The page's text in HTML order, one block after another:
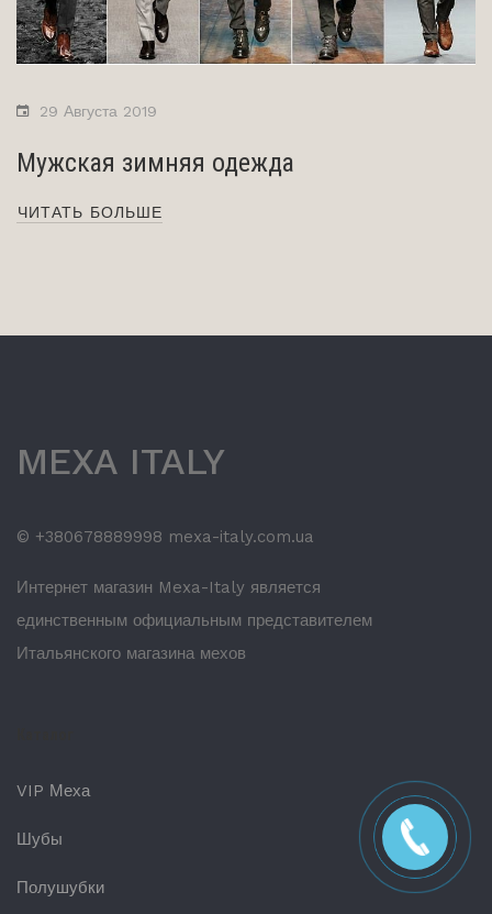
29 Августа 2019
Мужская зимняя одежда
ЧИТАТЬ БОЛЬШЕ
MEXA ITALY
© +380678889998 mexa-italy.com.ua
Интернет магазин Mexa-Italy является
единственным официальным представителем
Итальянского магазина мехов
VIP Меха
Шубы
Полушубки